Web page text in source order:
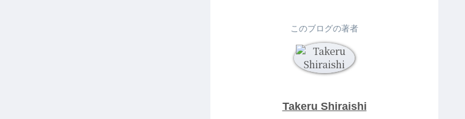
このブログの著者
Takeru Shiraishi